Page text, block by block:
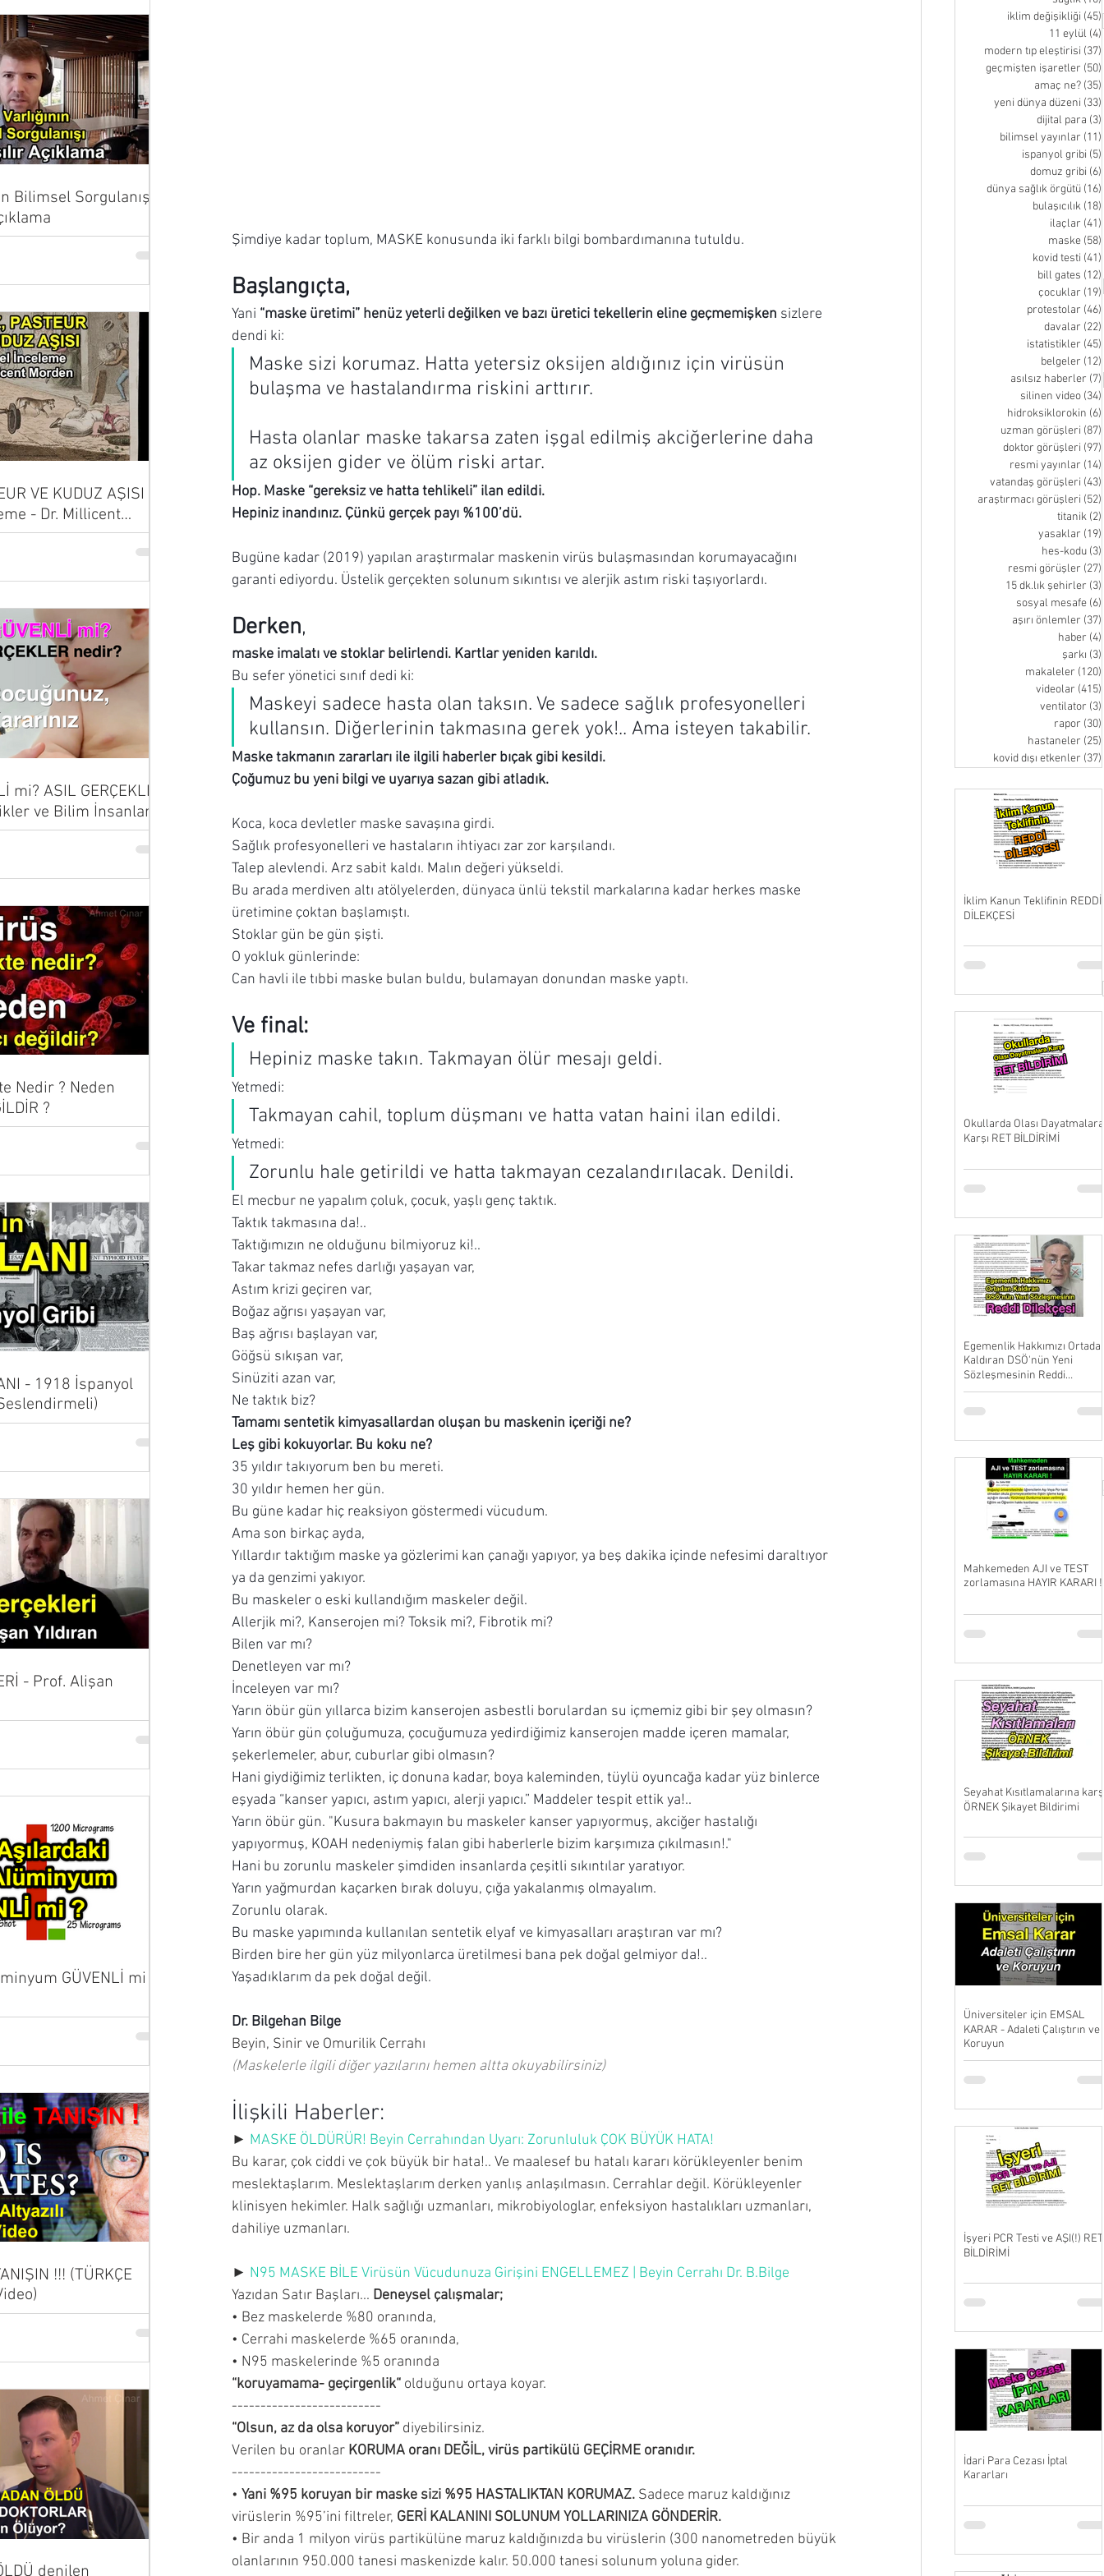
Şimdiye kadar toplum, MASKE konusunda iki farklı bilgi bombardımanına tutuldu.
Başlangıçta,
Yani “maske üretimi” henüz yeterli değilken ve bazı üretici tekellerin eline geçmemişken sizlere
dendi ki:
Maske sizi korumaz. Hatta yetersiz oksijen aldığınız için virüsün
bulaşma ve hastalandırma riskini arttırır.
Hasta olanlar maske takarsa zaten işgal edilmiş akciğerlerine daha
az oksijen gider ve ölüm riski artar.
Hop. Maske “gereksiz ve hatta tehlikeli” ilan edildi.
Hepiniz inandınız. Çünkü gerçek payı %100’dü.
Bugüne kadar (2019) yapılan araştırmalar maskenin virüs bulaşmasından korumayacağını
garanti ediyordu. Üstelik gerçekten solunum sıkıntısı ve alerjik astım riski taşıyorlardı.
Derken,
maske imalatı ve stoklar belirlendi. Kartlar yeniden karıldı.
Bu sefer yönetici sınıf dedi ki:
Maskeyi sadece hasta olan taksın. Ve sadece sağlık profesyonelleri
kullansın. Diğerlerinin takmasına gerek yok!.. Ama isteyen takabilir.
Maske takmanın zararları ile ilgili haberler bıçak gibi kesildi.
Çoğumuz bu yeni bilgi ve uyarıya sazan gibi atladık.
Koca, koca devletler maske savaşına girdi.
Sağlık profesyonelleri ve hastaların ihtiyacı zar zor karşılandı.
Talep alevlendi. Arz sabit kaldı. Malın değeri yükseldi.
Bu arada merdiven altı atölyelerden, dünyaca ünlü tekstil markalarına kadar herkes maske
üretimine çoktan başlamıştı.
Stoklar gün be gün şişti.
O yokluk günlerinde:
Can havli ile tıbbi maske bulan buldu, bulamayan donundan maske yaptı.
Ve final:
Hepiniz maske takın. Takmayan ölür mesajı geldi.
Yetmedi:
Takmayan cahil, toplum düşmanı ve hatta vatan haini ilan edildi.
Yetmedi:
Zorunlu hale getirildi ve hatta takmayan cezalandırılacak. Denildi.
El mecbur ne yapalım çoluk, çocuk, yaşlı genç taktık.
Taktık takmasına da!..
Taktığımızın ne olduğunu bilmiyoruz ki!..
Takar takmaz nefes darlığı yaşayan var,
Astım krizi geçiren var,
Boğaz ağrısı yaşayan var,
Baş ağrısı başlayan var,
Göğsü sıkışan var,
Sinüziti azan var,
Ne taktık biz?
Tamamı sentetik kimyasallardan oluşan bu maskenin içeriği ne?
Leş gibi kokuyorlar. Bu koku ne?
35 yıldır takıyorum ben bu mereti.
30 yıldır hemen her gün.
Bu güne kadar hiç reaksiyon göstermedi vücudum.
Ama son birkaç ayda,
Yıllardır taktığım maske ya gözlerimi kan çanağı yapıyor, ya beş dakika içinde nefesimi daraltıyor
ya da genzimi yakıyor.
Bu maskeler o eski kullandığım maskeler değil.
Allerjik mi?, Kanserojen mi? Toksik mi?, Fibrotik mi?
Bilen var mı?
Denetleyen var mı?
İnceleyen var mı?
Yarın öbür gün yıllarca bizim kanserojen asbestli borulardan su içmemiz gibi bir şey olmasın?
Yarın öbür gün çoluğumuza, çocuğumuza yedirdiğimiz kanserojen madde içeren mamalar,
şekerlemeler, abur, cuburlar gibi olmasın?
Hani giydiğimiz terlikten, iç donuna kadar, boya kaleminden, tüylü oyuncağa kadar yüz binlerce
eşyada “kanser yapıcı, astım yapıcı, alerji yapıcı.” Maddeler tespit ettik ya!..
Yarın öbür gün. "Kusura bakmayın bu maskeler kanser yapıyormuş, akciğer hastalığı
yapıyormuş, KOAH nedeniymiş falan gibi haberlerle bizim karşımıza çıkılmasın!."
Hani bu zorunlu maskeler şimdiden insanlarda çeşitli sıkıntılar yaratıyor.
Yarın yağmurdan kaçarken bırak doluyu, çığa yakalanmış olmayalım.
Zorunlu olarak.
Bu maske yapımında kullanılan sentetik elyaf ve kimyasalları araştıran var mı?
Birden bire her gün yüz milyonlarca üretilmesi bana pek doğal gelmiyor da!..
Yaşadıklarım da pek doğal değil.
Dr. Bilgehan Bilge
Beyin, Sinir ve Omurilik Cerrahı
(Maskelerle ilgili diğer yazılarını hemen altta okuyabilirsiniz)
İlişkili Haberler:
► MASKE ÖLDÜRÜR! Beyin Cerrahından Uyarı: Zorunluluk ÇOK BÜYÜK HATA!
Bu karar, çok ciddi ve çok büyük bir hata!.. Ve maalesef bu hatalı kararı körükleyenler benim
meslektaşlarım. Meslektaşlarım derken yanlış anlaşılmasın. Cerrahlar değil. Körükleyenler
klinisyen hekimler. Halk sağlığı uzmanları, mikrobiyologlar, enfeksiyon hastalıkları uzmanları,
dahiliye uzmanları.
► N95 MASKE BİLE Virüsün Vücudunuza Girişini ENGELLEMEZ | Beyin Cerrahı Dr. B.Bilge
Yazıdan Satır Başları... Deneysel çalışmalar;
• Bez maskelerde %80 oranında,
• Cerrahi maskelerde %65 oranında,
• N95 maskelerinde %5 oranında
“koruyamama- geçirgenlik“ olduğunu ortaya koyar.
--------------------------
“Olsun, az da olsa koruyor” diyebilirsiniz.
Verilen bu oranlar KORUMA oranı DEĞİL, virüs partikülü GEÇİRME oranıdır.
--------------------------
• Yani %95 koruyan bir maske sizi %95 HASTALIKTAN KORUMAZ. Sadece maruz kaldığınız
virüslerin %95’ini filtreler, GERİ KALANINI SOLUNUM YOLLARINIZA GÖNDERİR.
• Bir anda 1 milyon virüs partikülüne maruz kaldığınızda bu virüslerin (300 nanometreden büyük
olanlarının 950.000 tanesi maskenizde kalır. 50.000 tanesi solunum yoluna gider.
Bilimsel Sorgulanışı |
VE KUDUZ AŞISI |
- Dr. Millicent
mi? ASIL GERÇEKLER
ve Bilim İnsanları
Nedir ? Neden
?
- 1918 İspanyol
- Prof. Alişan
GÜVENLİ mi ?
!!! (TÜRKÇE
denilen
iklim değişikliği (45)
11 eylül (4)
modern tıp eleştirisi (37)
geçmişten işaretler (50)
amaç ne? (35)
yeni dünya düzeni (33)
dijital para (3)
bilimsel yayınlar (11)
ispanyol gribi (5)
domuz gribi (6)
dünya sağlık örgütü (16)
bulaşıcılık (18)
ilaçlar (41)
maske (58)
kovid testi (41)
bill gates (12)
çocuklar (19)
protestolar (46)
davalar (22)
istatistikler (45)
belgeler (12)
asılsız haberler (7)
silinen video (34)
hidroksiklorokin (6)
uzman görüşleri (87)
doktor görüşleri (97)
resmi yayınlar (14)
vatandaş görüşleri (43)
araştırmacı görüşleri (52)
titanik (2)
yasaklar (19)
hes-kodu (3)
resmi görüşler (27)
15 dk.lık şehirler (3)
sosyal mesafe (6)
aşırı önlemler (37)
haber (4)
şarkı (3)
makaleler (120)
videolar (415)
ventilator (3)
rapor (30)
hastaneler (25)
kovid dışı etkenler (37)
İklim Kanun Teklifinin REDDİ
DİLEKÇESİ
Okullarda Olası Dayatmalara
Karşı RET BİLDİRİMİ
Egemenlik Hakkımızı
Kaldıran DSÖ'nün Yeni
Sözleşmesinin Reddi
Dilekçesi
Mahkemeden AJI ve TEST
zorlamasına HAYIR KARARI !
Seyahat Kısıtlamalarına
ÖRNEK Şikayet Bildirimi
Üniversiteler için EMSAL
KARAR - Adaleti Çalıştırın ve
Koruyun
İşyeri PCR Testi ve AŞI(!) RET
BİLDİRİMİ
İdari Para Cezası İptal
Kararları